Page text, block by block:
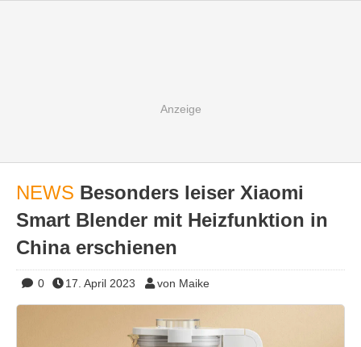
NEWS Besonders leiser Xiaomi
Smart Blender mit Heizfunktion in
China erschienen
0 17. April 2023 von Maike